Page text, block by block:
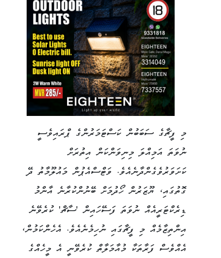
މި ފީޗާގެ ސަބަބުން ކަސްޓަމަރުންގެ ޕްރައިވެސީ
ނުވަތަ އަމިއްލަ މިނިވަންކަން އިތުރަށް
ކަށަވަރުވެގެންދާނެއެވެ. ވަޓްސްއެޕުން މައުލޫމާތު ދޭ
ގޮތުގައި، ޔޫޒަރުން ހޯދުމަށް ބޭނުންކުރާނެ އާންމު
ޑިރެކްޓަރީއެއް ނުވަތަ ފަސޭހައިން 'ސާޗް' ކުރެވޭނެ
އިންތިޒާމެއް މި ފީޗާގައި ނުހިމެނެއެވެ. އެހެންކަމުން،
އެއްވެސް ފަރާތަކާ މުއާމަލާތް ކުރެވޭނީ އެ މީހެއްގެ